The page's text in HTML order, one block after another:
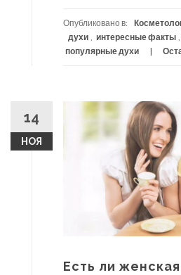
Опубликовано в:
духи , интересные факты ,
популярные духи
14
НОЯ
Есть ли